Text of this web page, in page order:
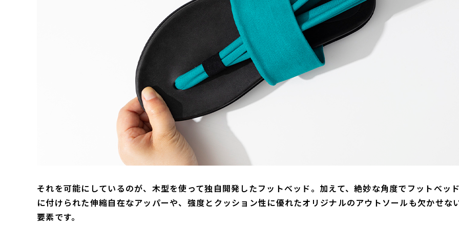
それを可能にしているのが、木型を使って独自開発したフットべッド。加えて、絶妙な角度でフットべッ
に付けられた伸縮自在なアッパーや、強度とクッション性に優れたオリジナルのアウトソールも欠かせな
要素です。